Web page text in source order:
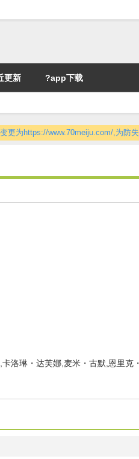
更新 ?app下载
更为https://www.70meiju.com/,为防
洛琳・达芙娜,麦米・古默,恩里